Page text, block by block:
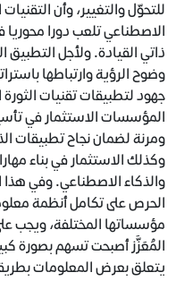
للتحوّل والتغيير، وأن
الاصطناعي تلعب دورا
ذاتي القيادة. ولأجل التطبيق
وضوح الرؤية وارتباطها
جهود لتطبيقات تقنيات
المؤسسات الاستثمار في
ومرنة لضمان نجاح تطبيقات
وكذلك الاستثمار في بناء
والذكاء الاصطناعي. وفي هذا
مؤسساتها المختلفة، ويجب
المُعَزَّز أصبحت تسهم بصورة
يتعلق بعرض المعلومات